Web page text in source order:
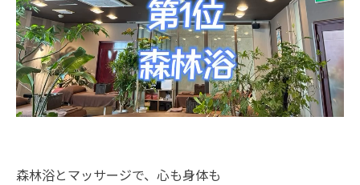
森林浴とマッサージで、心も身体も